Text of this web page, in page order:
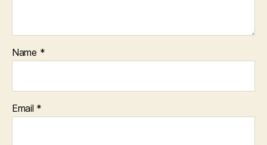
Name *
Email *